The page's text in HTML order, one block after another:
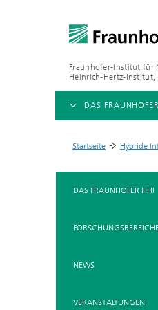
Fraunhofer-Institut für
Heinrich-Hertz-Institut,
DAS
Leitung
Startseite
> Hybride
DAS FRAUNHOFER HHI
NEWS
VERANSTALTUNGEN